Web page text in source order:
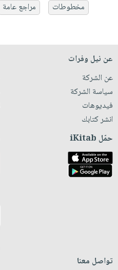
مخطوطات
مراجع عامة
عن نيل وفرات
عن الشركة
سياسة الشركة
فيديوهات
انشر كتابك
حمّل iKitab
تواصل معنا